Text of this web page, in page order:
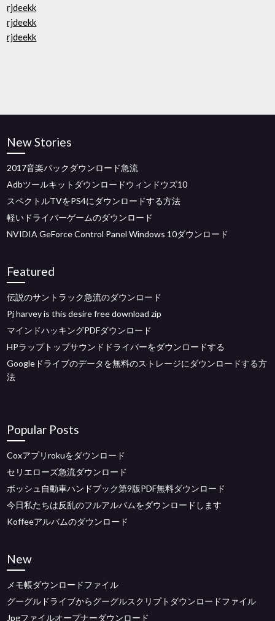
rjdeekk
rjdeekk
rjdeekk
New Stories
2017音楽パックダウンロード急流
Adbツールキットダウンロードウィンドウズ10
スペクトルTVをPS4にダウンロードする方法
軽いドライバーゲームのダウンロード
NVIDIA GeForce Control Panel Windows 10ダウンロード
Featured
伝説のサントラック急流のダウンロード
Pj harvey is this desire free download zip
マインドハッキングPDFダウンロード
HPラップトップサウンドドライバーをダウンロードする
Googleドライブのデータを無料のストレージにダウンロードする方
法
Popular Posts
Coxアプリrokuをダウンロード
セリエローズ急流ダウンロード
ボッシュ自動車ハンドブック第9版PDF無料ダウンロード
今日私たちは反乱のフルアルバムをダウンロードします
Koffeeアルバムのダウンロード
New
メモ帳ダウンロードファイル
グーグルドライブからグーグルスクリプトダウンロードファイル
Jpgファイルオープナーダウンロード